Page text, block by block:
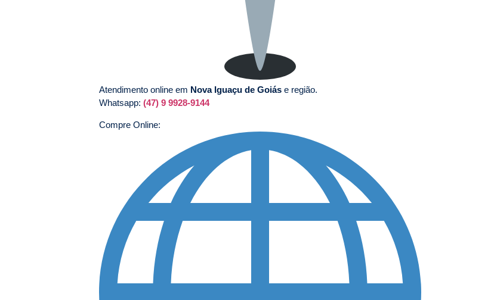
Atendimento online em Nova Iguaçu de Goiás e região.
Whatsapp: (47) 9 9928-9144
Compre Online: